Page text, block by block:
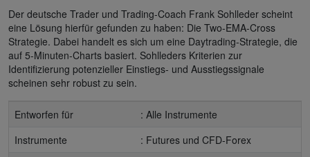
Der deutsche Trader und Trading-Coach Frank Sohlleder scheint
eine Lösung hierfür gefunden zu haben: Die Two-EMA-Cross
Strategie. Dabei handelt es sich um eine Daytrading-Strategie, die
auf 5-Minuten-Charts basiert. Sohlleders Kriterien zur
Identifizierung potenzieller Einstiegs- und Ausstiegssignale
scheinen sehr robust zu sein.
Entworfen für
: Alle Instrumente
Instrumente
: Futures und CFD-Forex